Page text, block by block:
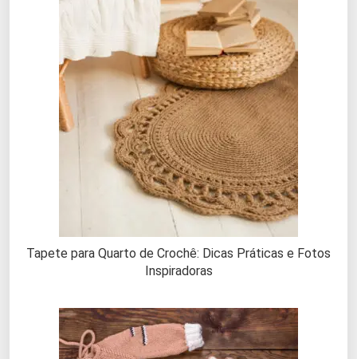
Tapete para Quarto de Crochê: Dicas Práticas e Fotos
Inspiradoras